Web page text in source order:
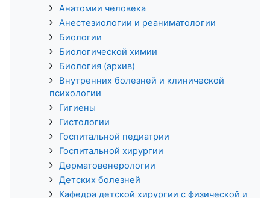
Анатомии человека
Анестезиологии и реаниматологии
Биологии
Биологической химии
Биология (архив)
Внутренних болезней и клинической
психологии
Гигиены
Гистологии
Госпитальной педиатрии
Госпитальной хирургии
Дерматовенерологии
Детских болезней
Кафедра детской хирургии с физической и